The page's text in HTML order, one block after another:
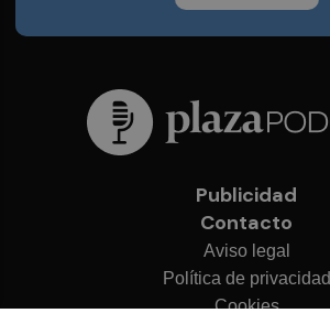
Publicidad
Contacto
Aviso legal
Política de privacidad
Cookies